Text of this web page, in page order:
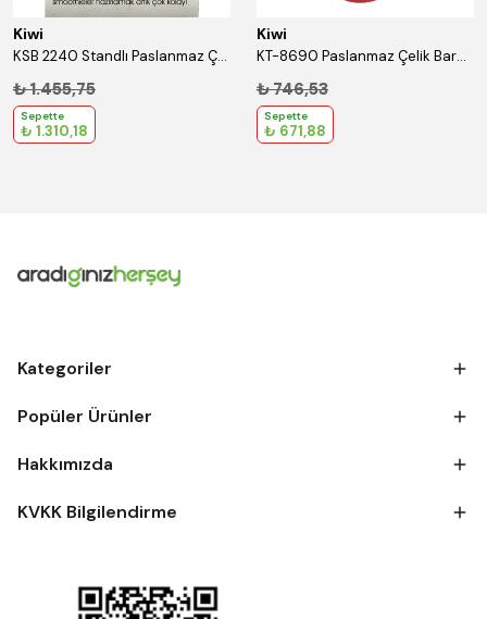
Kiwi
KSB 2240 Standlı Paslanmaz Çelik Blender - Moothie Blender 600 ml Bardaklı
₺ 1.455,75
Sepette
₺ 1.310,18
Kiwi
KT-8690 Paslanmaz Çelik Bardaklı 750 Ml Termos Kırmızı
₺ 746,53
Sepette
₺ 671,88
Kategoriler
Popüler Ürünler
Hakkımızda
KVKK Bilgilendirme